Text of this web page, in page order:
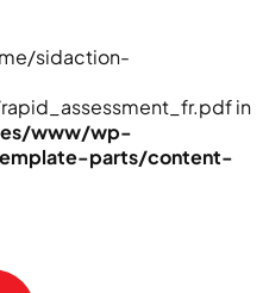
sidaction-
in
www/wp-
parts/content-